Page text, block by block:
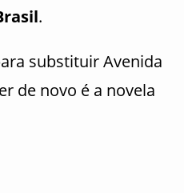
.
substituir Avenida
de novo é a novela